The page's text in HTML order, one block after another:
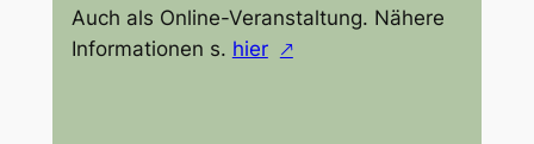
Auch als Online-Veranstaltung. Nähere
Informationen s. hier